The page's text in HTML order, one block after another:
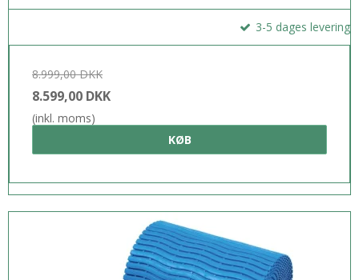
3-5 dages levering
8.999,00 DKK
8.599,00 DKK
(inkl. moms)
KØB